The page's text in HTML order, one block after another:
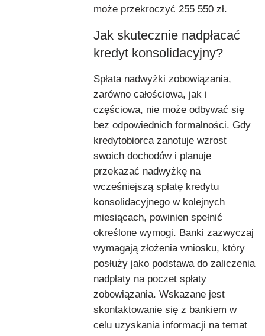
może przekroczyć 255 550 zł.
Jak skutecznie nadpłacać
kredyt konsolidacyjny?
Spłata nadwyżki zobowiązania,
zarówno całościowa, jak i
częściowa, nie może odbywać się
bez odpowiednich formalności. Gdy
kredytobiorca zanotuje wzrost
swoich dochodów i planuje
przekazać nadwyżkę na
wcześniejszą spłatę kredytu
konsolidacyjnego w kolejnych
miesiącach, powinien spełnić
określone wymogi. Banki zazwyczaj
wymagają złożenia wniosku, który
posłuży jako podstawa do zaliczenia
nadpłaty na poczet spłaty
zobowiązania. Wskazane jest
skontaktowanie się z bankiem w
celu uzyskania informacji na temat